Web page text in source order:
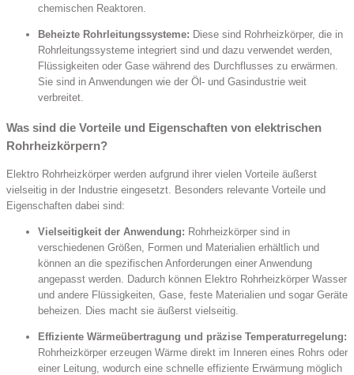
chemischen Reaktoren.
Beheizte Rohrleitungssysteme: Diese sind Rohrheizkörper, die in
Rohrleitungssysteme integriert sind und dazu verwendet werden,
Flüssigkeiten oder Gase während des Durchflusses zu erwärmen.
Sie sind in Anwendungen wie der Öl- und Gasindustrie weit
verbreitet.
Was sind die Vorteile und Eigenschaften von elektrischen
Rohrheizkörpern?
Elektro Rohrheizkörper werden aufgrund ihrer vielen Vorteile äußerst
vielseitig in der Industrie eingesetzt. Besonders relevante Vorteile und
Eigenschaften dabei sind:
Vielseitigkeit der Anwendung: Rohrheizkörper sind in
verschiedenen Größen, Formen und Materialien erhältlich und
können an die spezifischen Anforderungen einer Anwendung
angepasst werden. Dadurch können Elektro Rohrheizkörper Wasser
und andere Flüssigkeiten, Gase, feste Materialien und sogar Geräte
beheizen. Dies macht sie äußerst vielseitig.
Effiziente Wärmeübertragung und präzise Temperaturregelung:
Rohrheizkörper erzeugen Wärme direkt im Inneren eines Rohrs oder
einer Leitung, wodurch eine schnelle effiziente Erwärmung möglich